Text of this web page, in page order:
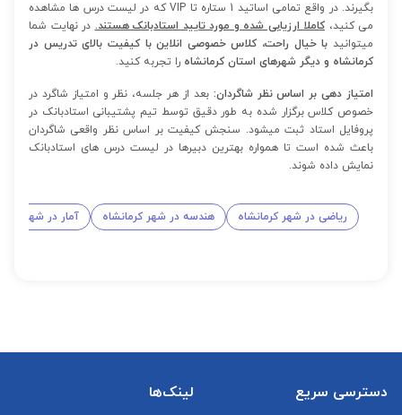
بگیرند. در واقع تمامی اساتید 1 ستاره تا VIP که در لیست درس ها مشاهده
می کنید، کاملا ارزیابی شده و مورد تایید استادبانک هستند. در نهایت شما
میتوانید با خیال راحت، کلاس خصوصی انلاین با کیفیت بالای تدریس در
کرمانشاه و دیگر شهرهای استان کرمانشاه را تجربه کنید.
امتیاز دهی بر اساس نظر شاگردان: بعد از هر جلسه، نظر و امتیاز شاگرد در
خصوص کلاس برگزار شده به طور دقیق توسط تیم پشتیبانی استادبانک در
پروفایل استاد ثبت میشود. سنجش کیفیت بر اساس نظر واقعی شاگردان
باعث شده است تا همواره بهترین دبیرها در لیست درس های استادبانک
نمایش داده شوند.
ریاضی در شهر کرمانشاه هندسه در شهر کرمانشاه آمار در شهر
دسترسی سریع لینک‌ها